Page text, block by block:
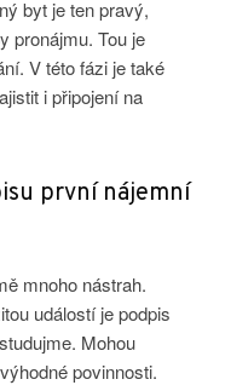
byt je ten pravý,
pronájmu. Tou je
V této fázi je také
i připojení na
první nájemní
mnoho nástrah.
událostí je podpis
Mohou
povinnosti.